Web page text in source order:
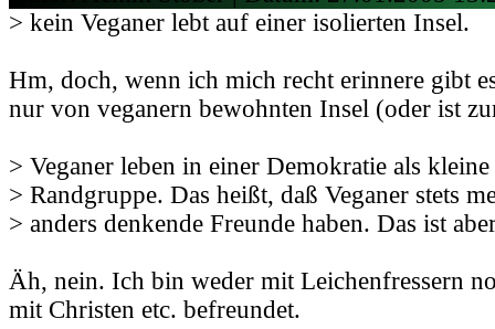
> kein Veganer lebt auf einer isolierten Insel.
Hm, doch, wenn ich mich recht erinnere gibt
nur von veganern bewohnten Insel (oder ist
> Veganer leben in einer Demokratie als kleine
> Randgruppe. Das heißt, daß Veganer stets
> anders denkende Freunde haben. Das ist
Äh, nein. Ich bin weder mit Leichenfressern
mit Christen etc. befreundet.